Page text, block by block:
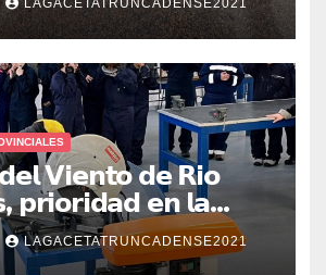
DE PARADERO
LAGACETATRUNCADENSE2021
𝗩𝗶𝗲𝗻𝘁𝗼 𝗱𝗲 𝗥𝗶𝗼
𝗽𝗿𝗶𝗼𝗿𝗶𝗱𝗮𝗱 𝗲𝗻 𝗹𝗮
𝗖𝗹𝗮𝘃𝗲 𝗲𝗻 𝗲𝗹 𝗶𝗻𝗶𝗰𝗶𝗼
𝗶𝗻𝗱𝘂𝘀𝘁𝗿𝗶𝗮𝗹𝗲𝘀
LAGACETATRUNCADENSE2021